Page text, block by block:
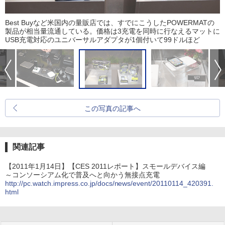
Best Buyなど米国内の量販店では、すでにこうしたPOWERMATの
製品が相当量流通している。価格は3充電を同時に行なえるマットに
USB充電対応のユニバーサルアダプタが1個付いて99ドルほど
この写真の記事へ
関連記事
【2011年1月14日】【CES 2011レポート】スモールデバイス編
～コンソーシアム化で普及へと向かう無接点充電
http://pc.watch.impress.co.jp/docs/news/event/20110114_420391.
html